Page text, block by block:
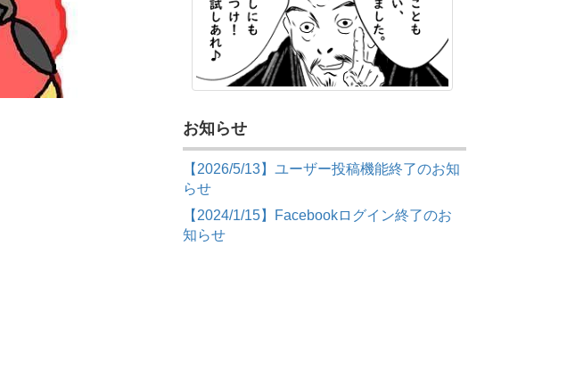
お知らせ
【2026/5/13】ユーザー投稿機能終了のお知
らせ
【2024/1/15】Facebookログイン終了のお
知らせ